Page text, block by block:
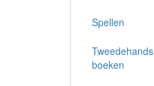
Spellen
Tweedehands
boeken